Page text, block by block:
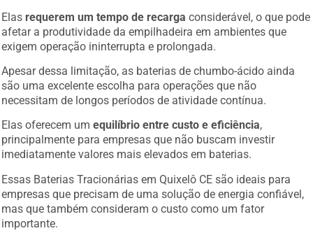
Elas requerem um tempo de recarga considerável, o que pode
afetar a produtividade da empilhadeira em ambientes que
exigem operação ininterrupta e prolongada.
Apesar dessa limitação, as baterias de chumbo-ácido ainda
são uma excelente escolha para operações que não
necessitam de longos períodos de atividade contínua.
Elas oferecem umequilíbrio entre custo e eficiência,
principalmente para empresas que não buscam investir
imediatamente valores mais elevados em baterias.
Essas Baterias Tracionárias em Quixelô CE são ideais para
empresas que precisam de uma solução de energia confiável,
mas que também consideram o custo como um fator
importante.